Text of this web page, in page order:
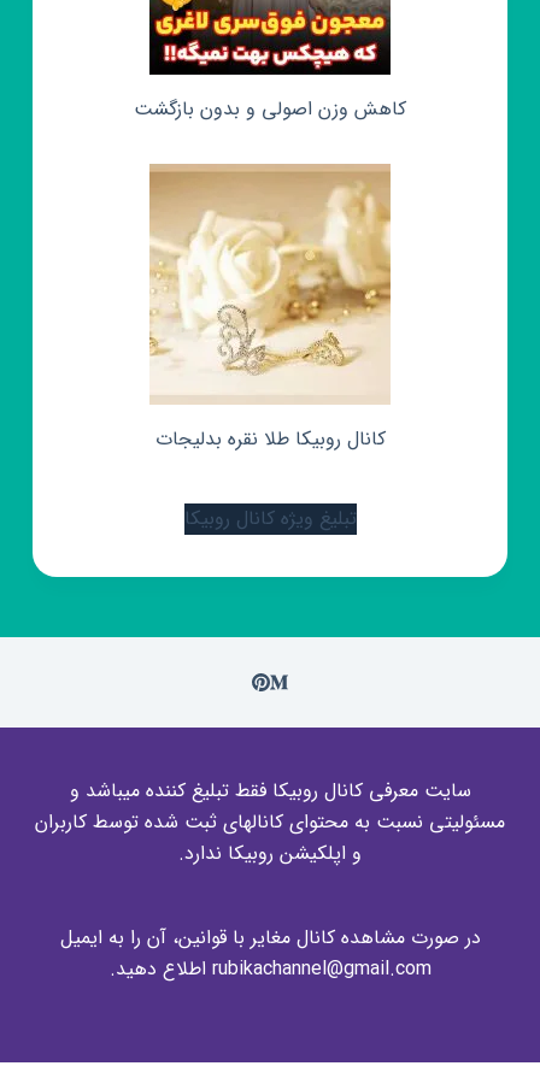
کاهش وزن اصولی و بدون بازگشت
کانال روبیکا طلا نقره بدلیجات
تبلیغ ویژه کانال روبیکا
سایت معرفی کانال روبیکا فقط تبلیغ کننده میباشد و
مسئولیتی نسبت به محتوای کانالهای ثبت شده توسط کاربران
و اپلکیشن روبیکا ندارد.
در صورت مشاهده کانال مغایر با قوانین، آن را به ایمیل
rubikachannel@gmail.com اطلاع دهید.